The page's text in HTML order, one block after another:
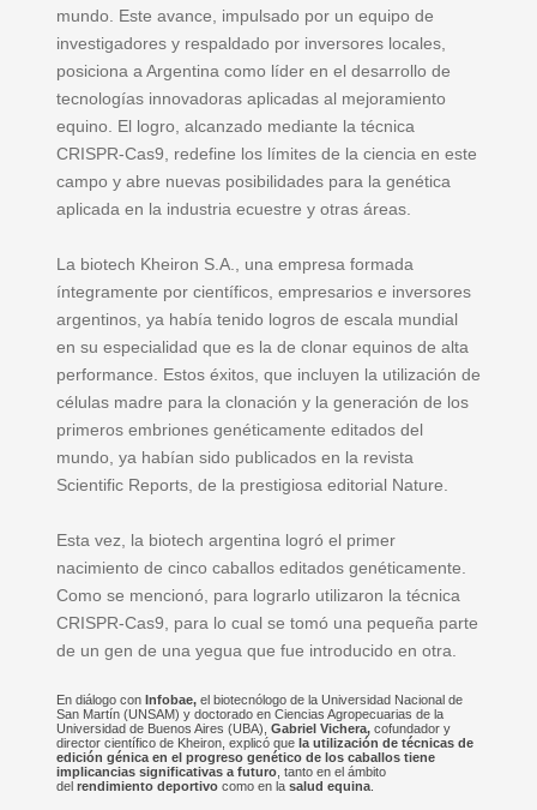
mundo. Este avance, impulsado por un equipo de
investigadores y respaldado por inversores locales,
posiciona a Argentina como líder en el desarrollo de
tecnologías innovadoras aplicadas al mejoramiento
equino. El logro, alcanzado mediante la técnica
CRISPR-Cas9, redefine los límites de la ciencia en este
campo y abre nuevas posibilidades para la genética
aplicada en la industria ecuestre y otras áreas.
La biotech Kheiron S.A., una empresa formada
íntegramente por científicos, empresarios e inversores
argentinos, ya había tenido logros de escala mundial
en su especialidad que es la de clonar equinos de alta
performance. Estos éxitos, que incluyen la utilización de
células madre para la clonación y la generación de los
primeros embriones genéticamente editados del
mundo, ya habían sido publicados en la revista
Scientific Reports, de la prestigiosa editorial Nature.
Esta vez, la biotech argentina logró el primer
nacimiento de cinco caballos editados genéticamente.
Como se mencionó, para lograrlo utilizaron la técnica
CRISPR-Cas9, para lo cual se tomó una pequeña parte
de un gen de una yegua que fue introducido en otra.
En diálogo con Infobae,el biotecnólogo de la Universidad Nacional de
San Martín (UNSAM) y doctorado en Ciencias Agropecuarias de la
Universidad de Buenos Aires (UBA), Gabriel Vichera,cofundador y
director científico de Kheiron, explicó que la utilización de técnicas de
edición génica en el progreso genético de los caballos tiene
implicancias significativas a futuro, tanto en el ámbito
del rendimiento deportivocomo en la salud equina.